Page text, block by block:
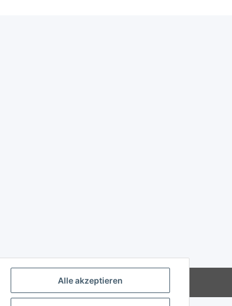
Alle akzeptierenPowered by